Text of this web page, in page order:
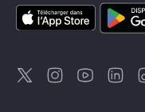
DayuseSingapour
DayuseSuède
DayuseThaïlande
DayuseNouvelle-Zélande
DayuseTurquie